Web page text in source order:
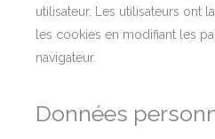
utilisateur. Les utilisateurs ont
les cookies en modifiant les
navigateur.
Données